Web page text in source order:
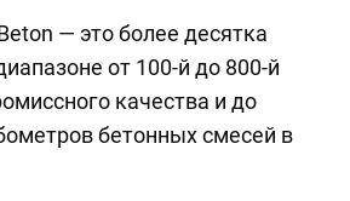
— это более десятка
от 100-й до 800-й
качества и до
бетонных смесей в